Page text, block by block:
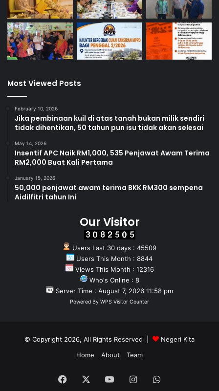
Most Viewed Posts
February 10, 2026
Jika pembinaan kuil di atas tanah bukan milik sendiri
tidak dihentikan, 50 tahun pun isu tidak akan selesai
May 14, 2026
Insentif APC Naik RM1,000, 535 Penjawat Awam Terima
RM2,000 Buat Kali Pertama
January 15, 2026
50,000 penjawat awam terima BKK RM300 sempena
Aidilfitri tahun Ini
Our Visitor
Users Last 30 days : 45509
Users This Month : 8844
Views This Month : 12316
Who's Online : 8
Server Time : August 7, 2026 11:58 pm
Powered By WPS Visitor Counter
© Copyright 2026, All Rights Reserved |
Negeri Kita
Home
About Team
Facebook YouTubeInstagramWhatsApp